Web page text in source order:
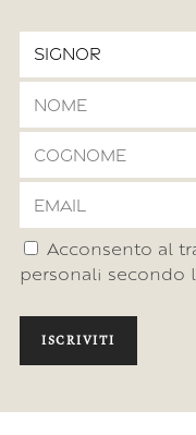
Acconsento al
personali secondo
ISCRIVITI